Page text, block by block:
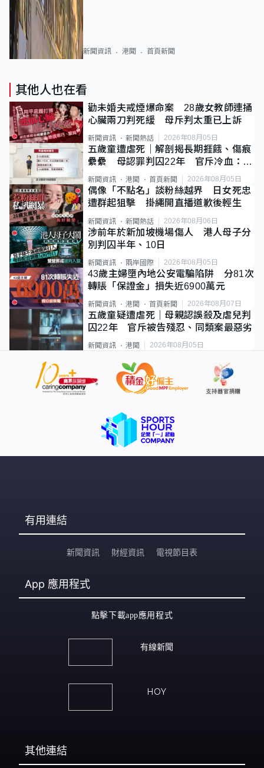
新聞資訊 港聞 首頁新聞
其他人也在看
勸未婚夫戒煙爆命案 28歲女教師連捅
心臟兩刀判死緩 母斥判太重已上訴
新聞資訊 新聞熱話 2026年08月05日
五歲童遭虐死｜解剖揭長期捱餓、傷痕
纍纍 母認罪判囚22年 官斥冷血：同
類案最惡劣
新聞資訊 港聞 首頁新聞 2026年08月05日
偶像「不點名」談粉絲越界 日女死忠
遭群起狙擊 掛繩開直播道歉後輕生
新聞資訊 新聞熱話 2026年08月06日
涉前年於新加坡機場傷人 港人母子分
別判囚半年、10日
新聞資訊 兩岸國際 2026年08月05日
43歲主婦墮內地公安電騙陷阱 分81次
轉賬「保證金」損失近6900萬元
新聞資訊 港聞 首頁新聞 2026年08月07日
五歲童疑遭虐死｜母親認誤殺及虐兒判
囚22年 官斥被告殘忍、同類案最惡劣
新聞資訊 港聞 2026年08月05日
有用連結
新聞資訊 財經資訊 電視節目表
App 應用程式
點擊下載app應用程式
有線新聞
HOY
其他連結